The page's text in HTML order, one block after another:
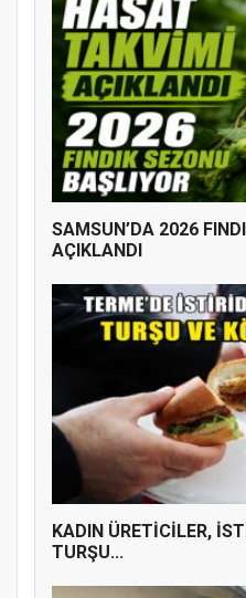
SAMSUN’DA 2026
AÇIKLANDI
KADIN ÜRETİCİLER,
TURŞU...